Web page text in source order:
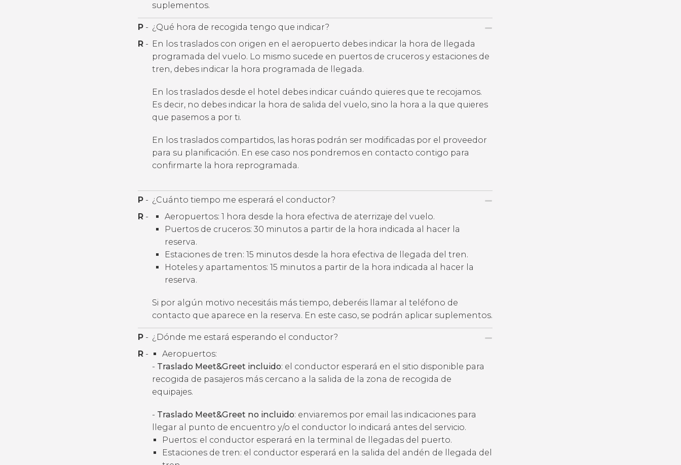
suplementos.
P - ¿Qué hora de recogida tengo que indicar?
R - En los traslados con origen en el aeropuerto debes indicar la hora de llegada
programada del vuelo. Lo mismo sucede en puertos de cruceros y estaciones de
tren, debes indicar la hora programada de llegada.
En los traslados desde el hotel debes indicar cuándo quieres que te recojamos.
Es decir, no debes indicar la hora de salida del vuelo, sino la hora a la que quieres
que pasemos a por ti.
En los traslados compartidos, las horas podrán ser modificadas por el proveedor
para su planificación. En ese caso nos pondremos en contacto contigo para
confirmarte la hora reprogramada.
P - ¿Cuánto tiempo me esperará el conductor?
R -
Aeropuertos: 1 hora desde la hora efectiva de aterrizaje del vuelo.
Puertos de cruceros: 30 minutos a partir de la hora indicada al hacer la
reserva.
Estaciones de tren: 15 minutos desde la hora efectiva de llegada del tren.
Hoteles y apartamentos: 15 minutos a partir de la hora indicada al hacer la
reserva.
Si por algún motivo necesitáis más tiempo, deberéis llamar al teléfono de
contacto que aparece en la reserva. En este caso, se podrán aplicar suplementos.
P - ¿Dónde me estará esperando el conductor?
R -
Aeropuertos:
- Traslado Meet&Greet incluido: el conductor esperará en el sitio disponible para
recogida de pasajeros más cercano a la salida de la zona de recogida de
equipajes.
- Traslado Meet&Greet no incluido: enviaremos por email las indicaciones para
llegar al punto de encuentro y/o el conductor lo indicará antes del servicio.
Puertos: el conductor esperará en la terminal de llegadas del puerto.
Estaciones de tren: el conductor esperará en la salida del andén de llegada del